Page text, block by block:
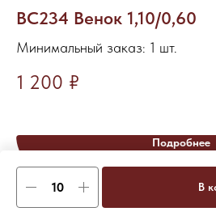
В
ВС234 Венок 1,10/0,60
Минимальный заказ: 1 шт.
1 200 ₽
Подробнее